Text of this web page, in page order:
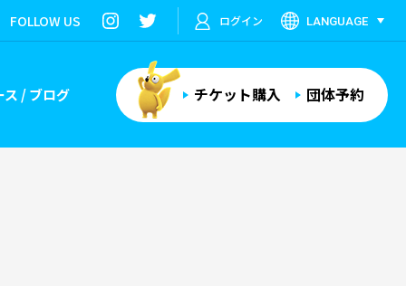
FOLLOW US ログイン LANGUAGE
ス / ブログ チケット購入 団体予約